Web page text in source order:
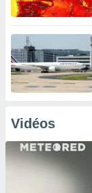
Vidéos